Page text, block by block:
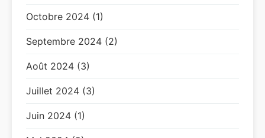
Octobre 2024 (1)
Septembre 2024 (2)
Août 2024 (3)
Juillet 2024 (3)
Juin 2024 (1)